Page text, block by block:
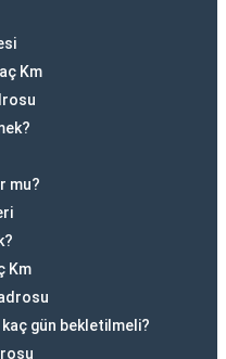
Km
mu?
Km
kaç gün bekletilmeli?